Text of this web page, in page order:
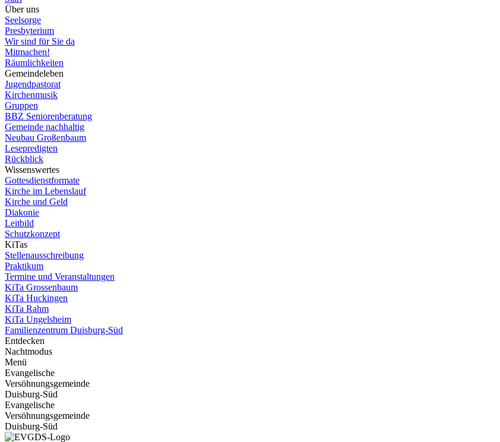
Über uns
Seelsorge
Presbyterium
Wir sind für Sie da
Mitmachen!
Räumlichkeiten
Gemeindeleben
Jugendpastorat
Kirchenmusik
Gruppen
BBZ Seniorenberatung
Gemeinde nachhaltig
Neubau Großenbaum
Lesepredigten
Rückblick
Wissenswertes
Gottesdienstformate
Kirche im Lebenslauf
Kirche und Geld
Diakonie
Leitbild
Schutzkonzept
KiTas
Stellenausschreibung
Praktikum
Termine und Veranstaltungen
KiTa Grossenbaum
KiTa Huckingen
KiTa Rahm
KiTa Ungelsheim
Familienzentrum Duisburg-Süd
Entdecken
Nachtmodus
Menü
Evangelische
Versöhnungsgemeinde
Duisburg-Süd
Evangelische
Versöhnungsgemeinde
Duisburg-Süd